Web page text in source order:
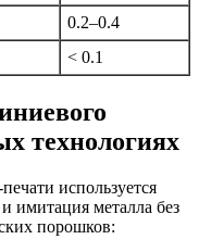
0.2–0.4
< 0.1
технологиях
используется
имитация металла без
порошков: